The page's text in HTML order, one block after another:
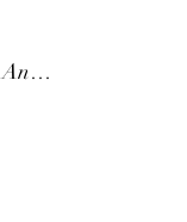
Anmelden